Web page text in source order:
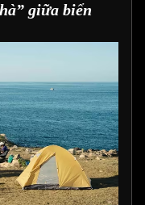
giữa biển